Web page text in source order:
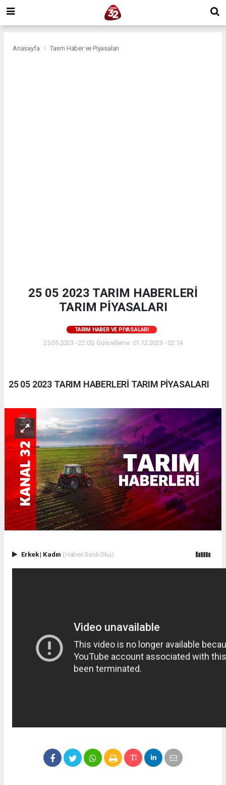
Anasayfa Tarım Haber ve Piyasaları
25 05 2023 TARIM HABERLERİ
TARIM PİYASALARI
TARIM HABER VE PIYASALARI
25.05.2023 - 22:00, Güncelleme: 01.12.2023 - 02:14
25 05 2023 TARIM HABERLERİ TARIM PİYASALARI
Erkek| Kadın (Haberi Sesli Oku)